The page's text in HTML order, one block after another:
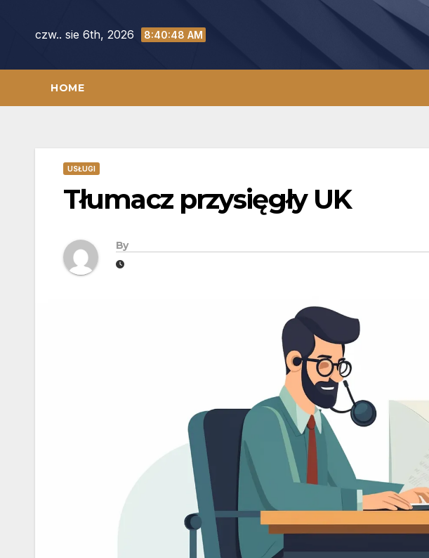
czw.. sie 6th, 2026 8:40:48 AM
HOME
USŁUGI
Tłumacz przysięgły UK
By